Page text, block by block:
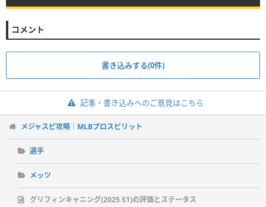
コメント
書き込みする(0件)
記事・書き込みへのご意見はこちら
メジャスピ攻略｜MLBプロスピリット
選手
メッツ
グリフィンキャニング(2025 S1)の評価とステータス